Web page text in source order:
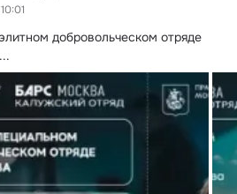
добровольческом отряде
...